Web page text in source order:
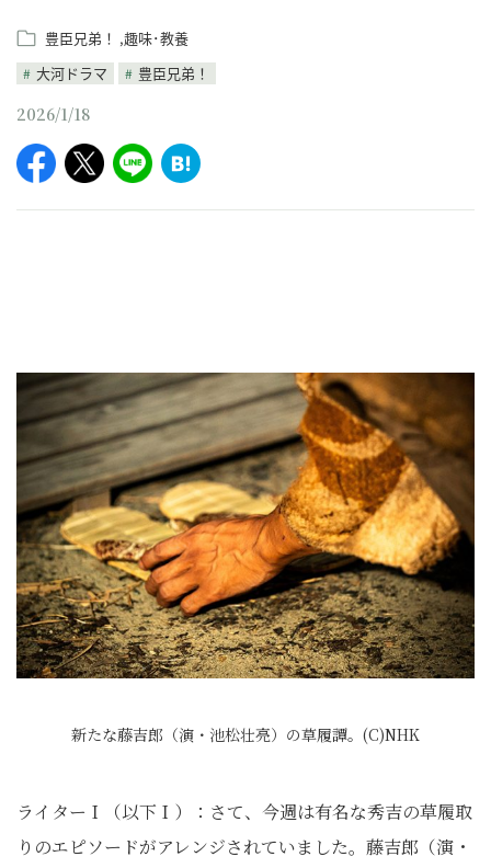
豊臣兄弟！
趣味･教養
大河ドラマ
豊臣兄弟！
2026/1/18
新たな藤吉郎（演・池松壮亮）の草履譚。(C)NHK
ライターＩ（以下Ｉ）：さて、今週は有名な秀吉の草履取
りのエピソードがアレンジされていました。藤吉郎（演・